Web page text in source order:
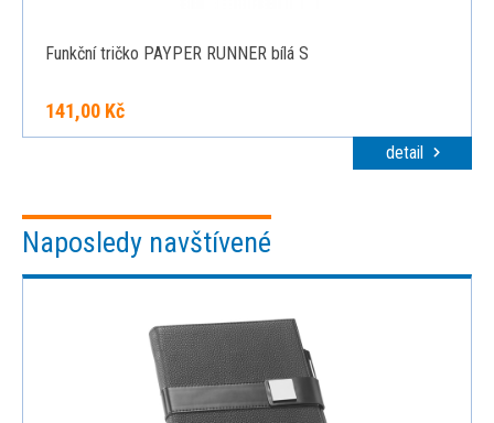
Funkční tričko PAYPER RUNNER bílá S
141,00 Kč
detail
Naposledy navštívené